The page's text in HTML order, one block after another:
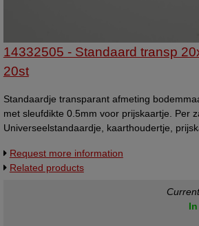
14332505 - Standaard transp
20st
Standaardje transparant afmeting
met sleufdikte 0.5mm voor prijskaartje. Per
Universeelstandaardje, kaarthoudertje,
Request more information
Related products